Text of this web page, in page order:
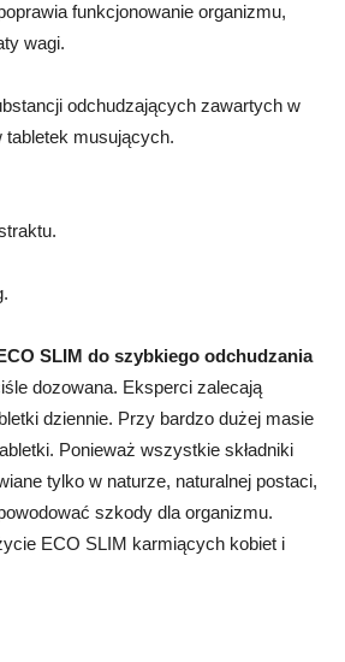
funkcjonowanie organizmu,
wagi.
odchudzających zawartych w
tabletek musujących.
SLIM do szybkiego odchudzania
dozowana. Eksperci zalecają
dziennie. Przy bardzo dużej masie
Ponieważ wszystkie składniki
tylko w naturze, naturalnej postaci,
szkody dla organizmu.
ECO SLIM karmiących kobiet i